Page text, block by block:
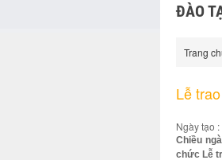
ĐÀO
Trang
Lễ
Ngày tạo
Chiều
chức Lễ